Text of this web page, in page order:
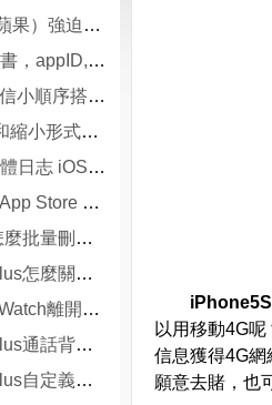
以用移動4G
信息獲得4G
願意去賭，也
怎樣應對IOS（蘋果）強迫啟用 App Transport Security(ATS)平安功用
蘋果一切常用證書，appID,Provisioning Profiles配置闡明及制造圖文教程
為蘋果ATS和微信小順序搭建 Nginx + HTTPS 服務
蘋果6規范形式和縮小形式詳細有什麼差異？
蘋果審核前往解體日志 iOS .crash文件處置 symbolicatecrash
iOS之蘋果調整 App Store 截圖上傳規則，截圖尺寸、大小等
蘋果iPhone6s怎麼批量刪除通話記錄
蘋果iPhone6sPlus怎麼關閉鎖屏聲
蘋果手表Apple Watch離開手機能Apple Pay嗎？
蘋果iPhone6sPlus通話背景設置
蘋果iPhone6sPlus自定義通話背景的方法